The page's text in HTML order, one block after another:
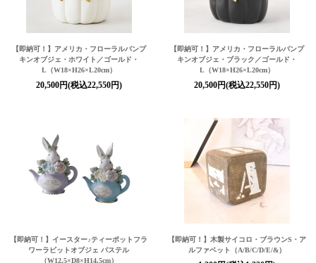
【即納可！】アメリカ・フローラルパンプ
キンオブジェ・ホワイト／ゴールド・
L（W18×H26×L20cm）
20,500円(税込22,550円)
【即納可！】アメリカ・フローラルパンプ
キンオブジェ・ブラック／ゴールド・
L（W18×H26×L20cm）
20,500円(税込22,550円)
【即納可！】イースター♪ティーポットフラ
ワーラビットオブジェ パステル
（W12.5×D8×H14.5cm）
【即納可！】 木製サイコロ・ブラウンS・ア
ルファベット（A/B/C/D/E/&）